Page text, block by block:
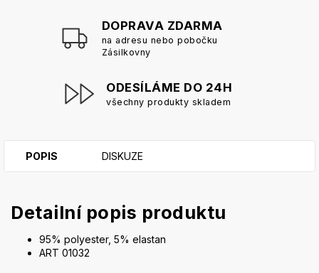
DOPRAVA ZDARMA
na adresu nebo pobočku
Zásilkovny
ODESÍLÁME DO 24H
všechny produkty skladem
POPIS DISKUZE
Detailní popis produktu
95% polyester, 5% elastan
ART 01032